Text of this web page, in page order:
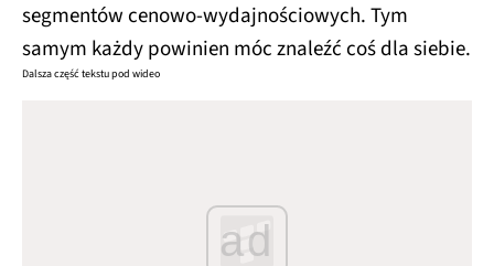
segmentów cenowo-wydajnościowych. Tym
samym każdy powinien móc znaleźć coś dla siebie.
Dalsza część tekstu pod wideo
ad